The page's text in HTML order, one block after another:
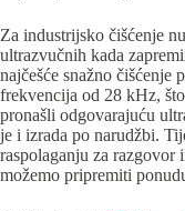
Za industrijsko čišćenje
ultrazvučnih kada
najčešće snažno čišćenje
frekvencija od 28 kHz,
pronašli odgovarajuću
je i izrada po narudžbi.
raspolaganju za razgovor
možemo pripremiti